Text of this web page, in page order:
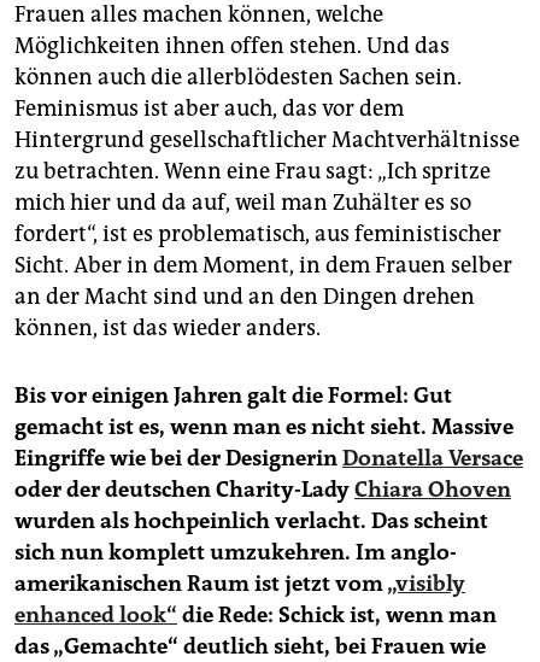
Frauen alles machen können, welche
Möglichkeiten ihnen offen stehen. Und das
können auch die allerblödesten Sachen sein.
Feminismus ist aber auch, das vor dem
Hintergrund gesellschaftlicher Machtverhältnisse
zu betrachten. Wenn eine Frau sagt: „Ich spritze
mich hier und da auf, weil man Zuhälter es so
fordert“, ist es problematisch, aus feministischer
Sicht. Aber in dem Moment, in dem Frauen selber
an der Macht sind und an den Dingen drehen
können, ist das wieder anders.
Bis vor einigen Jahren galt die Formel: Gut
gemacht ist es, wenn man es nicht sieht. Massive
Eingriffe wie bei der DesignerinDonatella Versace
oder der deutschen Charity-LadyChiara Ohoven
wurden als hochpeinlich verlacht. Das scheint
sich nun komplett umzukehren. Im anglo-
amerikanischen Raum ist jetzt vom„visibly
enhanced look“ die Rede: Schick ist, wenn man
das „Gemachte“ deutlich sieht, bei Frauen wie